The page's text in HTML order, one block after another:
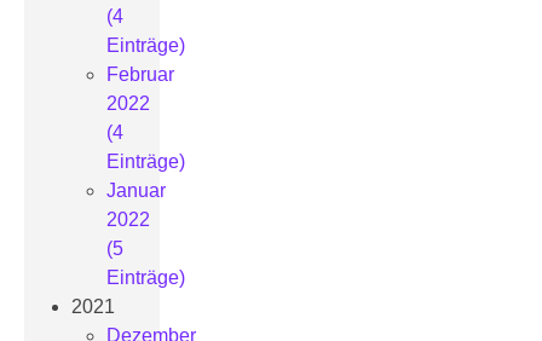
(4
Einträge)
Februar
2022
(4
Einträge)
Januar
2022
(5
Einträge)
2021
Dezember